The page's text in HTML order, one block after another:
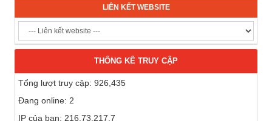
LIÊN KẾT WEBSITE
THỐNG KÊ TRUY CẬP
Tổng lượt truy cập: 926,435
Đang online: 2
IP của bạn: 216.73.217.7